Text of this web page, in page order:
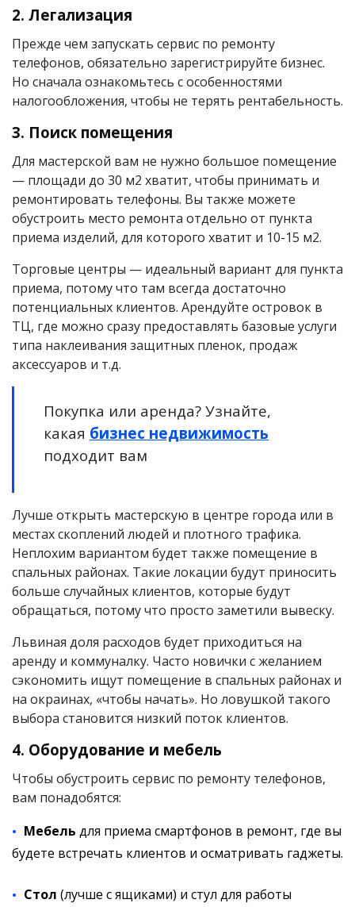
2. Легализация
Прежде чем запускать сервис по ремонту
телефонов, обязательно зарегистрируйте бизнес.
Но сначала ознакомьтесь с особенностями
налогообложения, чтобы не терять рентабельность.
3. Поиск помещения
Для мастерской вам не нужно большое помещение
— площади до 30 м2 хватит, чтобы принимать и
ремонтировать телефоны. Вы также можете
обустроить место ремонта отдельно от пункта
приема изделий, для которого хватит и 10-15 м2.
Торговые центры — идеальный вариант для пункта
приема, потому что там всегда достаточно
потенциальных клиентов. Арендуйте островок в
ТЦ, где можно сразу предоставлять базовые услуги
типа наклеивания защитных пленок, продаж
аксессуаров и т.д.
Покупка или аренда? Узнайте,
какая бизнес недвижимость
подходит вам
Лучше открыть мастерскую в центре города или в
местах скоплений людей и плотного трафика.
Неплохим вариантом будет также помещение в
спальных районах. Такие локации будут приносить
больше случайных клиентов, которые будут
обращаться, потому что просто заметили вывеску.
Львиная доля расходов будет приходиться на
аренду и коммуналку. Часто новички с желанием
сэкономить ищут помещение в спальных районах и
на окраинах, «чтобы начать». Но ловушкой такого
выбора становится низкий поток клиентов.
4. Оборудование и мебель
Чтобы обустроить сервис по ремонту телефонов,
вам понадобятся:
Мебель для приема смартфонов в ремонт, где вы
будете встречать клиентов и осматривать гаджеты.
Стол (лучше с ящиками) и стул для работы